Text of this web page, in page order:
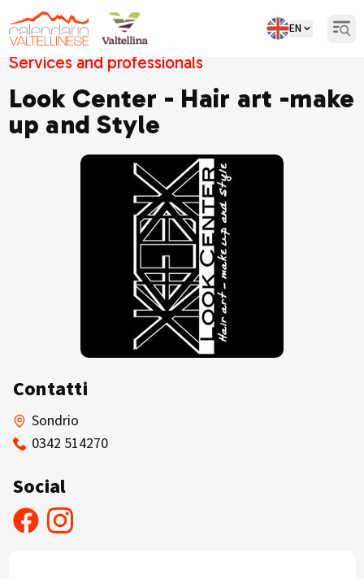
EN
Services and professionals
Look Center - Hair art -make
up and Style
Contatti
Sondrio
0342 514270
Social